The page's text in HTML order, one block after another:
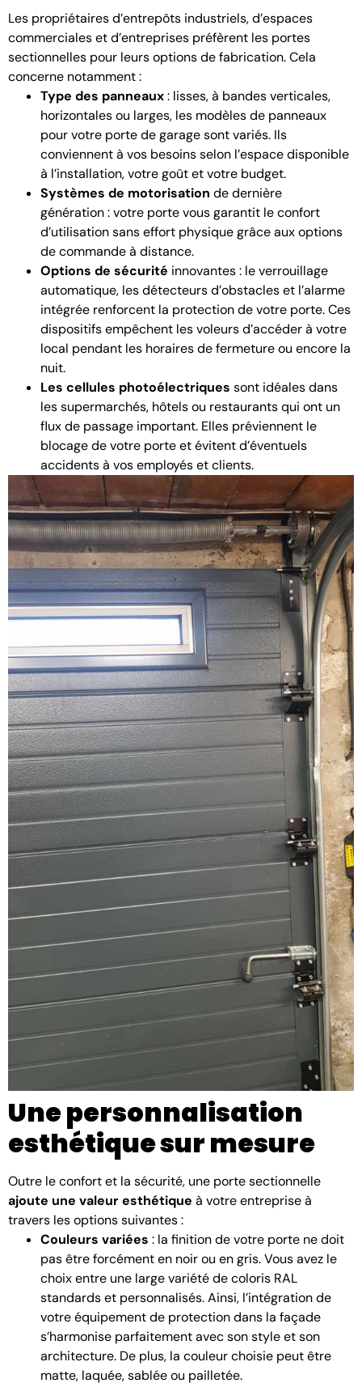
Les propriétaires d’entrepôts industriels, d’espaces
commerciales et d’entreprises préfèrent les portes
sectionnelles pour leurs options de fabrication. Cela
concerne notamment :
Type des panneaux: lisses, à bandes verticales,
horizontales ou larges, les modèles de panneaux
pour votre porte de garage sont variés. Ils
conviennent à vos besoins selon l’espace disponible
à l’installation, votre goût et votre budget.
Systèmes de motorisation de dernière
génération : votre porte vous garantit le confort
d’utilisation sans effort physique grâce aux options
de commande à distance.
Options de sécurité innovantes : le verrouillage
automatique, les détecteurs d’obstacles et l’alarme
intégrée renforcent la protection de votre porte. Ces
dispositifs empêchent les voleurs d’accéder à votre
local pendant les horaires de fermeture ou encore la
nuit.
Les cellules photoélectriques sont idéales dans
les supermarchés, hôtels ou restaurants qui ont un
flux de passage important. Elles préviennent le
blocage de votre porte et évitent d’éventuels
accidents à vos employés et clients.
Une personnalisation
esthétique sur mesure
Outre le confort et la sécurité, une porte sectionnelle
ajoute une valeur esthétique à votre entreprise à
travers les options suivantes :
Couleurs variées : la finition de votre porte ne doit
pas être forcément en noir ou en gris. Vous avez le
choix entre une large variété de coloris RAL
standards et personnalisés. Ainsi, l’intégration de
votre équipement de protection dans la façade
s’harmonise parfaitement avec son style et son
architecture. De plus, la couleur choisie peut être
matte, laquée, sablée ou pailletée.